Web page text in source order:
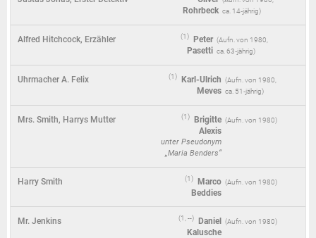
Rohrbeck ca. 14‑jährig)
Alfred Hitchcock, Erzähler (1) Peter
Pasetti
( 1980
ca. 63‑jährig)
Uhrmacher A. Felix (1) Karl-Ulrich
Meves
( 1980
ca. 51‑jährig)
Mrs. Smith, Harrys Mutter (1) Brigitte
Alexis
unter Pseudonym
„Maria Benders“
( 1980)
Harry Smith (1) Marco
Beddies
( 1980)
Mr. Jenkins (1, --) Daniel
Kalusche
( 1980)